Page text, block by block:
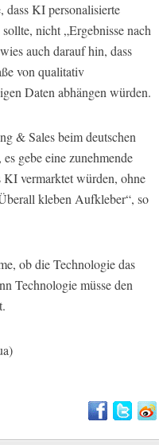
dass KI personalisierte
nicht „Ergebnisse nach
auch darauf hin, dass
von qualitativ
Daten abhängen würden.
& Sales beim deutschen
gebe eine zunehmende
vermarktet würden, ohne
kleben Aufkleber“, so
ob die Technologie das
Technologie müsse den